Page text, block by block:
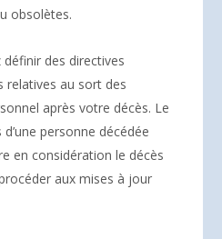
obsolètes.
des directives
relatives au sort des
après votre décès. Le
personne décédée
en considération le décès
aux mises à jour